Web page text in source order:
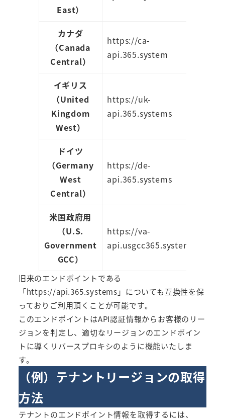
East）
カナダ
（Canada
Central）
https://ca-
api.365.system
イギリス
（United
Kingdom
West）
https://uk-
api.365.systems
ドイツ
（Germany
West
Central）
https://de-
api.365.systems
米国政府用
（U.S.
Government
GCC）
https://va-
api.usgcc365.systems
旧来のエンドポイントである
「https://api.365.systems」についても互換性を保
っておりご利用頂くことが可能です。
このエンドポイントはAPI認証情報からお客様のリー
ジョンを判定し、適切なリージョンのエンドポイン
トに導くリバースプロキシのように機能いたしま
す。
（例）テナントリージョンの取得
方法
テナントのエンドポイント情報を取得するには、